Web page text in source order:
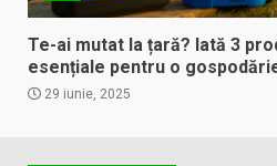
Te-ai mutat la țară? Iată 3
esențiale pentru o
29 iunie, 2025